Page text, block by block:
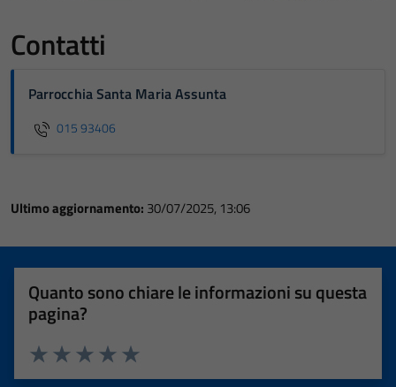
Contatti
Parrocchia Santa Maria Assunta
015 93406
Ultimo aggiornamento: 30/07/2025, 13:06
Quanto sono chiare le informazioni su questa
pagina?
Valuta 5 stelle su 5
Valuta 4 stelle su 5
Valuta 3 stelle su 5
Valuta 2 stelle su 5
Valuta 1 stelle su 5